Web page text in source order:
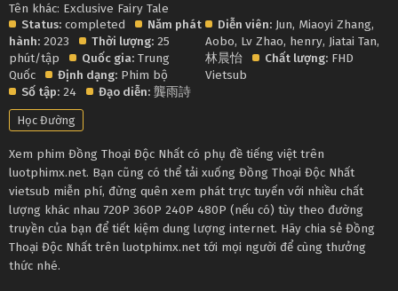
Tên khác: Exclusive Fairy Tale
Status: completed
Năm phát
hành: 2023 Thời lượng: 25
phút/tập
Quốc gia: Trung
Quốc
Định dạng: Phim bộ
Số tập: 24 Đạo diễn: 龔雨詩
Diễn viên: Jun, Miaoyi Zhang,
Aobo, Lv Zhao, henry, Jiatai Tan,
林晨怡
Chất lượng:
Vietsub
Học Đường
Xem phim Đồng Thoại Độc Nhất có phụ đề tiếng việt trên
luotphimx.net. Bạn cũng có thể tải xuống Đồng Thoại Độc Nhất
vietsub miễn phí, đừng quên xem phát trực tuyến với nhiều chất
lượng khác nhau 720P 360P 240P 480P (nếu có) tùy theo đường
truyền của bạn để tiết kiệm dung lượng internet. Hãy chia sẻ Đồng
Thoại Độc Nhất trên luotphimx.net tới mọi người để cùng thưởng
thức nhé.